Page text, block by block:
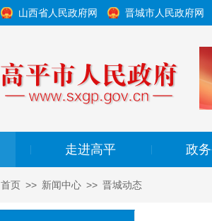
山西省人民政府网 晋城市人民政府网
走进高平 政
首页 >> 新闻中心 >> 晋城动态